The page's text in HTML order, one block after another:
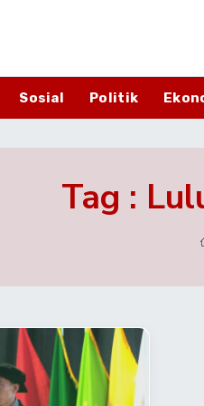
Sosial Politik
Tag :